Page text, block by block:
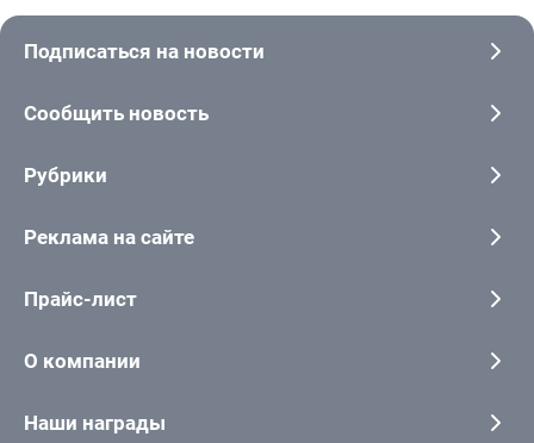
Подписаться на новости
Сообщить новость
Рубрики
Реклама на сайте
Прайс-лист
О компании
Наши награды